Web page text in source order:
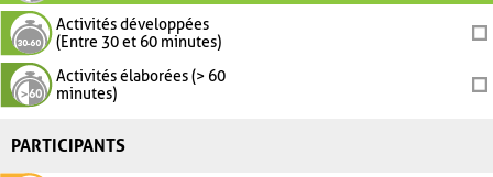
Activités développées
(Entre 30 et 60 minutes)
Activités élaborées (> 60
minutes)
PARTICIPANTS